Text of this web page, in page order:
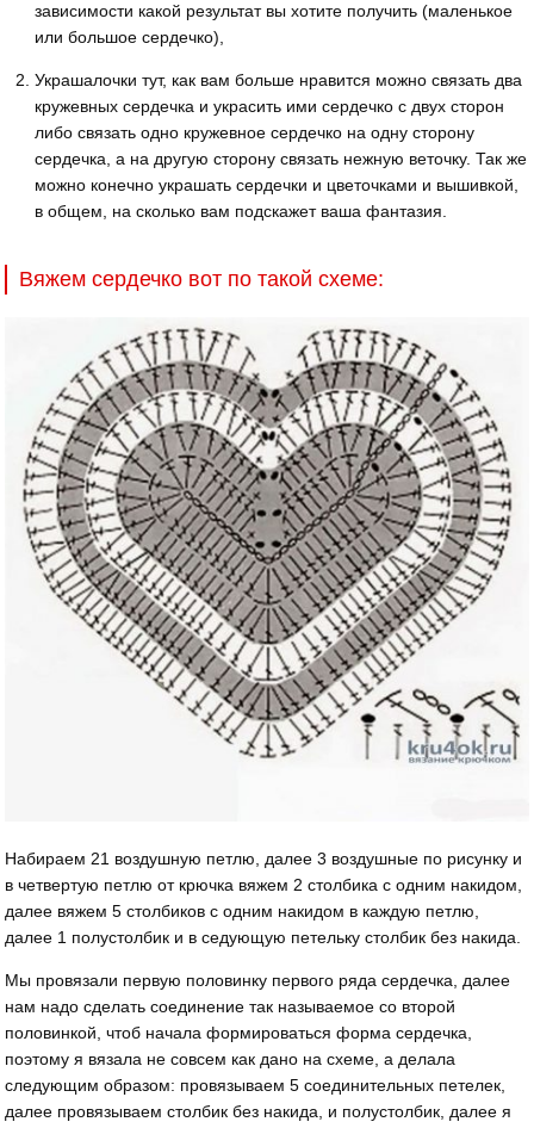
зависимости какой результат вы хотите получить (маленькое
или большое сердечко),
Украшалочки тут, как вам больше нравится можно связать два
кружевных сердечка и украсить ими сердечко с двух сторон
либо связать одно кружевное сердечко на одну сторону
сердечка, а на другую сторону связать нежную веточку. Так же
можно конечно украшать сердечки и цветочками и вышивкой,
в общем, на сколько вам подскажет ваша фантазия.
Вяжем сердечко вот по такой схеме:
Набираем 21 воздушную петлю, далее 3 воздушные по рисунку и
в четвертую петлю от крючка вяжем 2 столбика с одним накидом,
далее вяжем 5 столбиков с одним накидом в каждую петлю,
далее 1 полустолбик и в седующую петельку столбик без накида.
Мы провязали первую половинку первого ряда сердечка, далее
нам надо сделать соединение так называемое со второй
половинкой, чтоб начала формироваться форма сердечка,
поэтому я вязала не совсем как дано на схеме, а делала
следующим образом: провязываем 5 соединительных петелек,
далее провязываем столбик без накида, и полустолбик, далее я